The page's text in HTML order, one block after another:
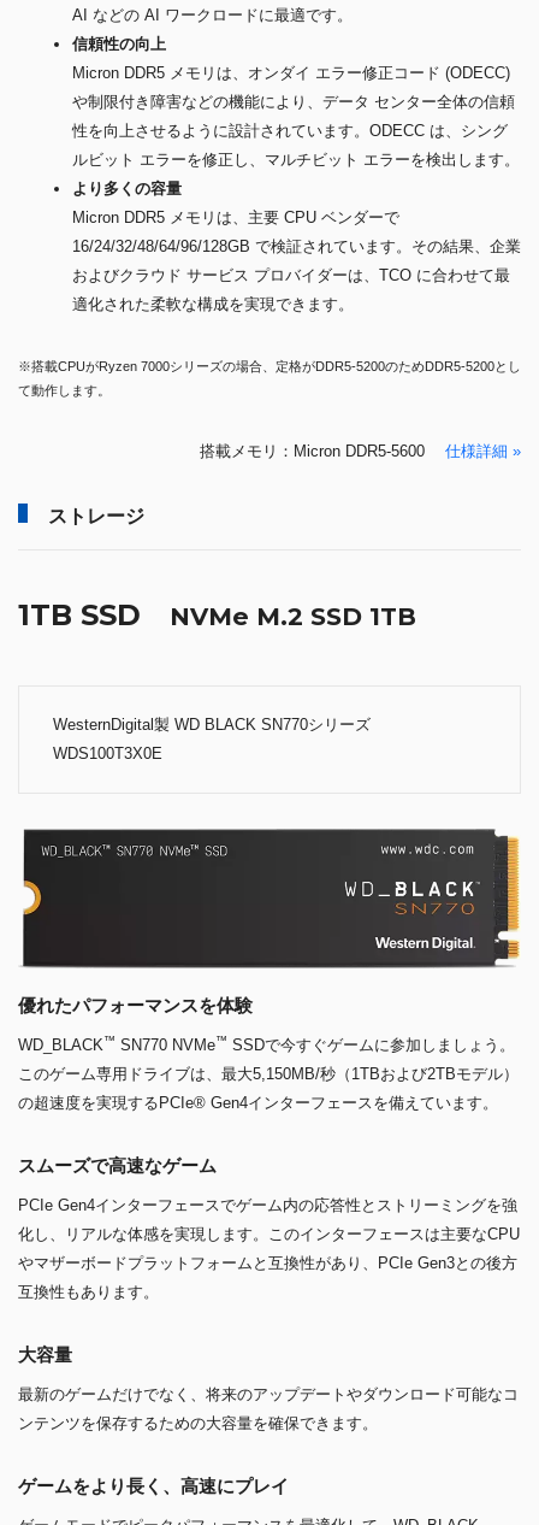
AI などの AI ワークロードに最適です。
信頼性の向上
Micron DDR5 メモリは、オンダイ エラー修正コード (ODECC)
や制限付き障害などの機能により、データ センター全体の信頼
性を向上させるように設計されています。ODECC は、シング
ルビット エラーを修正し、マルチビット エラーを検出します。
より多くの容量
Micron DDR5 メモリは、主要 CPU ベンダーで
16/24/32/48/64/96/128GB で検証されています。その結果、企業
およびクラウド サービス プロバイダーは、TCO に合わせて最
適化された柔軟な構成を実現できます。
※搭載CPUがRyzen 7000シリーズの場合、定格がDDR5-5200のためDDR5-5200とし
て動作します。
搭載メモリ：Micron DDR5-5600 仕様詳細 »
ストレージ
1TB SSD NVMe M.2 SSD 1TB
WesternDigital製 WD BLACK SN770シリーズ
WDS100T3X0E
優れたパフォーマンスを体験
WD_BLACK™ SN770 NVMe™ SSDで今すぐゲームに参加しましょう。
このゲーム専用ドライブは、最大5,150MB/秒（1TBおよび2TBモデル）
の超速度を実現するPCIe® Gen4インターフェースを備えています。
スムーズで高速なゲーム
PCIe Gen4インターフェースでゲーム内の応答性とストリーミングを強
化し、リアルな体感を実現します。このインターフェースは主要なCPU
やマザーボードプラットフォームと互換性があり、PCIe Gen3との後方
互換性もあります。
大容量
最新のゲームだけでなく、将来のアップデートやダウンロード可能なコ
ンテンツを保存するための大容量を確保できます。
ゲームをより長く、高速にプレイ